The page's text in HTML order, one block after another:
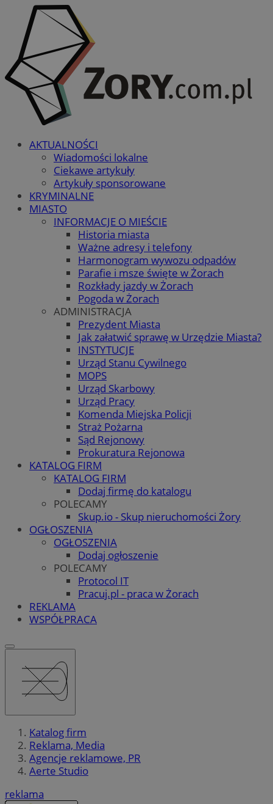
AKTUALNOŚCI
Wiadomości lokalne
Ciekawe artykuły
Artykuły sponsorowane
KRYMINALNE
MIASTO
INFORMACJE O MIEŚCIE
Historia miasta
Ważne adresy i telefony
Harmonogram wywozu odpadów
Parafie i msze święte w Żorach
Rozkłady jazdy w Żorach
Pogoda w Żorach
ADMINISTRACJA
Prezydent Miasta
Jak załatwić sprawę w Urzędzie Miasta?
INSTYTUCJE
Urząd Stanu Cywilnego
MOPS
Urząd Skarbowy
Urząd Pracy
Komenda Miejska Policji
Straż Pożarna
Sąd Rejonowy
Prokuratura Rejonowa
KATALOG FIRM
KATALOG FIRM
Dodaj firmę do katalogu
POLECAMY
Skup.io - Skup nieruchomości Żory
OGŁOSZENIA
OGŁOSZENIA
Dodaj ogłoszenie
POLECAMY
Protocol IT
Pracuj.pl - praca w Żorach
REKLAMA
WSPÓŁPRACA
Katalog firm
Reklama, Media
Agencje reklamowe, PR
Aerte Studio
reklama